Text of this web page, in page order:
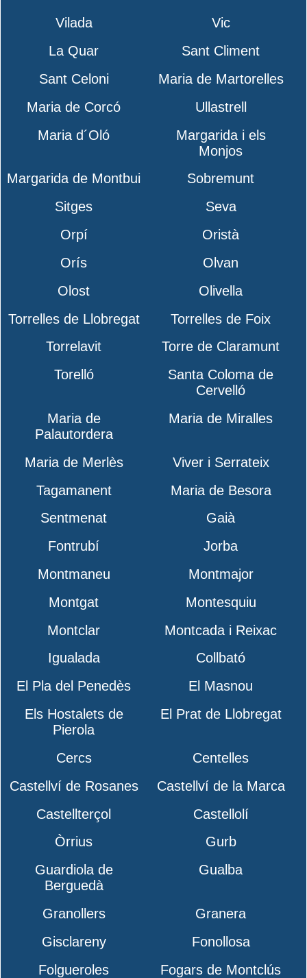
Vilada
Vic
La Quar
Sant Climent
Sant Celoni
Maria de Martorelles
Maria de Corcó
Ullastrell
Maria d´Oló
Margarida i els
Monjos
Margarida de Montbui
Sobremunt
Sitges
Seva
Orpí
Oristà
Orís
Olvan
Olost
Olivella
Torrelles de Llobregat
Torrelles de Foix
Torrelavit
Torre de Claramunt
Torelló
Santa Coloma de
Cervelló
Maria de
Palautordera
Maria de Miralles
Maria de Merlès
Viver i Serrateix
Tagamanent
Maria de Besora
Sentmenat
Gaià
Fontrubí
Jorba
Montmaneu
Montmajor
Montgat
Montesquiu
Montclar
Montcada i Reixac
Igualada
Collbató
El Pla del Penedès
El Masnou
Els Hostalets de
Pierola
El Prat de Llobregat
Cercs
Centelles
Castellví de Rosanes
Castellví de la Marca
Castellterçol
Castellolí
Òrrius
Gurb
Guardiola de
Berguedà
Gualba
Granollers
Granera
Gisclareny
Fonollosa
Folgueroles
Fogars de Montclús